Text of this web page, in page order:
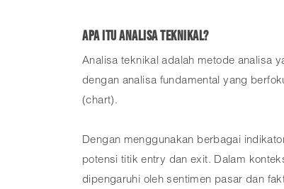
Apa Itu Analisa Teknikal?
Analisa teknikal adalah metode analisa
dengan analisa fundamental yang
(chart).
Dengan menggunakan berbagai
potensi titik entry dan exit. Dalam
dipengaruhi oleh sentimen pasar dan